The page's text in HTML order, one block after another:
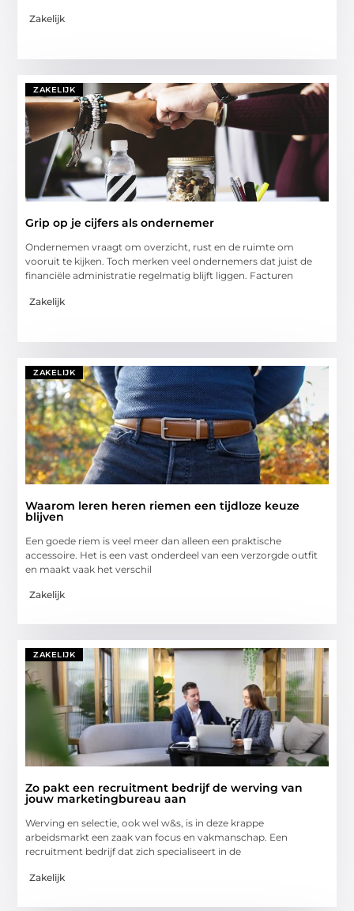
Zakelijk
ZAKELIJK
Grip op je cijfers als ondernemer
Ondernemen vraagt om overzicht, rust en de ruimte om
vooruit te kijken. Toch merken veel ondernemers dat juist de
financiële administratie regelmatig blijft liggen. Facturen
Zakelijk
ZAKELIJK
Waarom leren heren riemen een tijdloze keuze
blijven
Een goede riem is veel meer dan alleen een praktische
accessoire. Het is een vast onderdeel van een verzorgde outfit
en maakt vaak het verschil
Zakelijk
ZAKELIJK
Zo pakt een recruitment bedrijf de werving van
jouw marketingbureau aan
Werving en selectie, ook wel w&s, is in deze krappe
arbeidsmarkt een zaak van focus en vakmanschap. Een
recruitment bedrijf dat zich specialiseert in de
Zakelijk